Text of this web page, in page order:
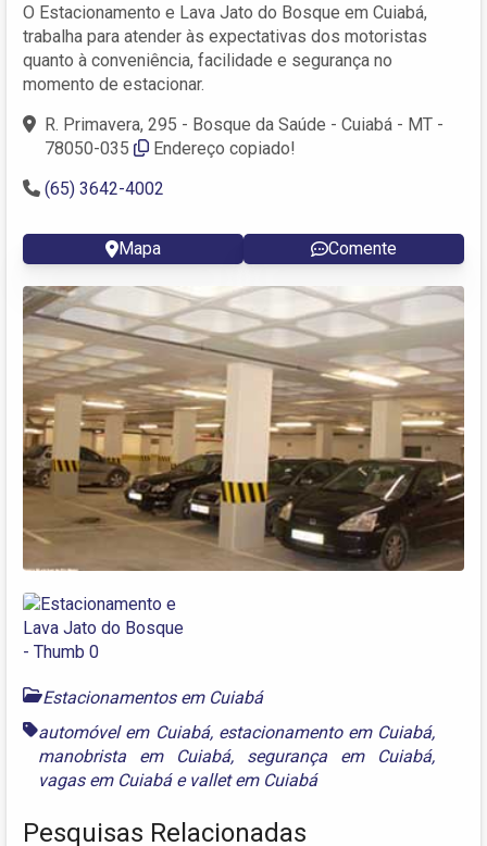
O Estacionamento e Lava Jato do Bosque em Cuiabá,
trabalha para atender às expectativas dos motoristas
quanto à conveniência, facilidade e segurança no
momento de estacionar.
R. Primavera, 295 - Bosque da Saúde - Cuiabá - MT -
78050-035
Endereço copiado!
(65) 3642-4002
Mapa Comente
Estacionamentos em Cuiabá
automóvel em Cuiabá, estacionamento em Cuiabá,
manobrista em Cuiabá, segurança em Cuiabá,
vagas em Cuiabáe vallet em Cuiabá
Pesquisas Relacionadas